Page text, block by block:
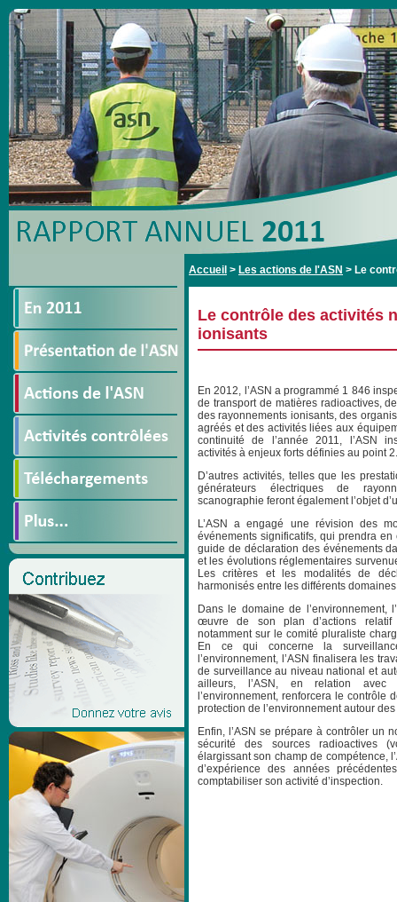
Accueil > Les actions de l'ASN > Le
Le contrôle des activités
ionisants
En 2012, l’ASN a programmé 1 846
de transport de matières radioactives,
des rayonnements ionisants, des
agréés et des activités liées aux
continuité de l’année 2011, l’ASN
activités à enjeux forts définies au point
D’autres activités, telles que les
générateurs électriques de
scanographie feront également l’objet
L’ASN a engagé une révision des
événements significatifs, qui prendra en
guide de déclaration des événements
et les évolutions réglementaires
Les critères et les modalités de
harmonisés entre les différents
Dans le domaine de l’environnement,
œuvre de son plan d’actions relatif
notamment sur le comité pluraliste
En ce qui concerne la
l’environnement, l’ASN finalisera les
de surveillance au niveau national et
ailleurs, l’ASN, en relation
l’environnement, renforcera le contrôle
protection de l’environnement autour des
Enfin, l’ASN se prépare à contrôler un
sécurité des sources radioactives
élargissant son champ de compétence,
d’expérience des années
comptabiliser son activité d’inspection.